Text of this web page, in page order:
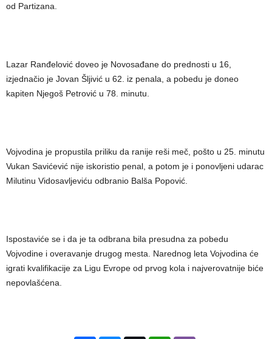
od Partizana.
Lazar Ranđelović doveo je Novosađane do prednosti u 16,
izjednačio je Jovan Šljivić u 62. iz penala, a pobedu je doneo
kapiten Njegoš Petrović u 78. minutu.
Vojvodina je propustila priliku da ranije reši meč, pošto u 25. minutu
Vukan Savićević nije iskoristio penal, a potom je i ponovljeni udarac
Milutinu Vidosavljeviću odbranio Balša Popović.
Ispostaviće se i da je ta odbrana bila presudna za pobedu
Vojvodine i overavanje drugog mesta. Narednog leta Vojvodina će
igrati kvalifikacije za Ligu Evrope od prvog kola i najverovatnije biće
nepovlašćena.